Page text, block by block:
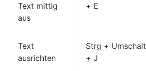
Text mittig
aus
+ E
Text
ausrichten
Strg + Umschalt
+ J